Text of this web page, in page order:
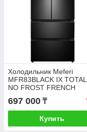
Холодильник Meferi
MFR83BLACK IX TOTAL
NO FROST FRENCH
DOOR COMFORT
697 000 ₸
Купить